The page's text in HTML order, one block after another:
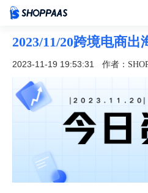
首页
定价
模板中心
合作伙伴
2023/11/20跨境电商出
2023-11-19 19:53:31 作者：